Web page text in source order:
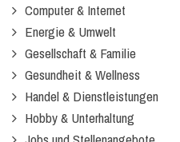
Computer & Internet
Energie & Umwelt
Gesellschaft & Familie
Gesundheit & Wellness
Handel & Dienstleistungen
Hobby & Unterhaltung